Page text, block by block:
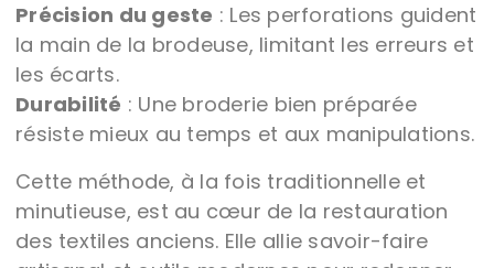
Précision du geste : Les perforations guident
la main de la brodeuse, limitant les erreurs et
les écarts.
Durabilité : Une broderie bien préparée
résiste mieux au temps et aux manipulations.
Cette méthode, à la fois traditionnelle et
minutieuse, est au cœur de la restauration
des textiles anciens. Elle allie savoir-faire